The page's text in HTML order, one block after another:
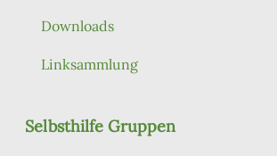
Downloads
Linksammlung
Selbsthilfe Gruppen